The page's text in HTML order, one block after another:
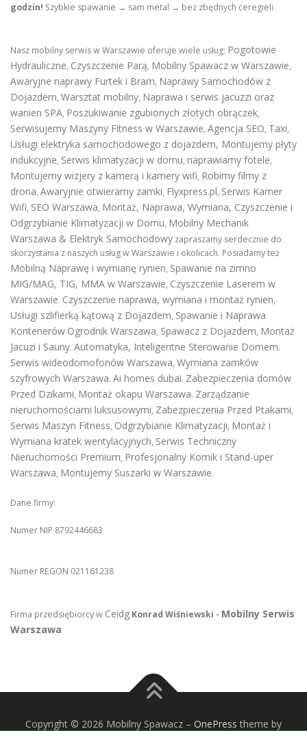
godzin! Szybkie spawanie → sam metal → bez zbędnych ceregieli
Nasz mobilny serwis w Warszawie oferuje wiele usług: Pogotowie
Hydrauliczne, Czyszczenie Parą, Mobilny Spawacz w Warszawie,
Awaryjne naprawy Furtek i Bram, Naprawy Samochodów z
Dojazdem, Warsztat mobilny, Naprawa i serwis jacuzzi oraz
wanien SPA, Poszukiwanie zgubionych złotych obrączek,
Serwisujemy Maszyny Fitness w Warszawie, Agencja SEO, Taxi,
Usługi elektryka samochodowego z dojazdem, Montujemy płyty
indukcyjne, Serwis klimatyzacji w domu, naprawiamy fotele,
Montujemy wizjery z kamerą i kamery wifi, Robimy filmy z
drona, Awaryjnie otwieramy zamki, Flyxpress.pl, Serwis Kamer
Wifi, SEO Warszawa, Montaż, Naprawa, Wymiana, Czyszczenie i
Odgrzybianie Klimatyzacji w Domu, Mobilny Mechanik
Warszawa & Elektryk Samochodowy zapraszamy serdecznie do
skorzystania z naszych usług w Warszawie i okolicach. Posiadamy też
Mobilną Naprawę i wymianę rynien, Spawanie na zimno
MIG/MAG, TIG, MMA w Warszawie, Czyszczenie Laserem w
Warszawie. Czyszczenie naprawa, wymiana i montaż rynien,
Usługi szlifierką kątową z Dojazdem, Spawanie i Naprawa
Kontenerów Ogrodnik Warszawa, Spawacz z Dojazdem, Montaż
Jacuzi i Sauny. Automatyka, Inteligentne Sterowanie Domem.
Serwis wideodomofonów Warszawa, Wymiana zamków
szyfrowych Warszawa. Ai homes dubai. Zabezpieczenia domów
Przed Dzikami, Montaż okapu Warszawa. Zarządzanie
nieruchomościami luksusowymi, Zabezpieczenia Przed Ptakami,
Serwis Maszyn Fitness, Odgrzybianie Klimatyzacji, Montaż i
Wymiana kratek wentylacyjnych, Serwis Techniczny
Nieruchomości Premium, Profesjonalny Komik i Stand-uper
Warszawa, Montujemy Suszarki w Warszawie.
Dane firmy:
Numer NIP 8792446683
Numer REGON 021161238
Firma przedsiębiorcy w Ceidg Konrad Wiśniewski - Mobilny Serwis
Warszawa
Copyright © 2026 Mobilny Spawacz – OnePress theme by